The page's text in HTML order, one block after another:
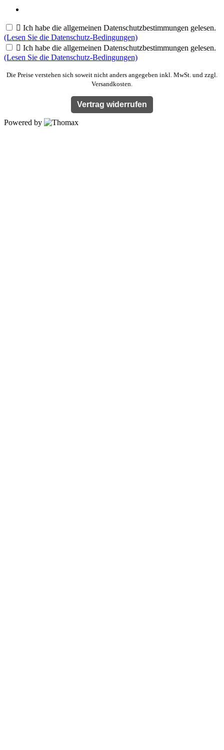
 Ich habe die allgemeinen Datenschutzbestimmungen gelesen.
(Lesen Sie die Datenschutz-Bedingungen)
 Ich habe die allgemeinen Datenschutzbestimmungen gelesen.
(Lesen Sie die Datenschutz-Bedingungen)
Die Preise verstehen sich soweit nicht anders angegeben inkl. MwSt. und zzgl.
Versandkosten.
Vertrag widerrufen
Powered by